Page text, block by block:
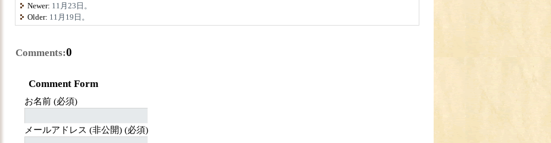
Newer: 11月23日。
Older: 11月19日。
Comments:0
Comment Form
お名前 (必須)
メールアドレス (非公開) (必須)